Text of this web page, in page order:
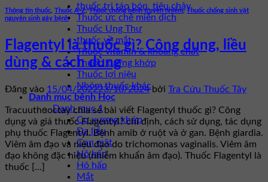
thuốc trị táo bón, tiêu chảy
Thuốc ức chế miễn dịch
Thuốc Ung Thư
thuốc về mắt
Thuốc vitamin & khoáng chất
Thuốc xương khớp
Thuốc lợi niệu
Nhóm thuốc khác
Danh mục bệnh Học
Danh mục 1
Cơ xương khớp
Da liễu
Gan mật
Hô hấp
Hô hấp
Mắt
Thông tin thuốc, Thuốc A-Z,Thuốc chống bệnh truyền nhiễm,Thuốc chống sinh vật
nguyên sinh gây bệnh
Flagentyl là thuốc gì? Công dụng, liều
dùng & cách dùng
Đăng vào 15/04/202223/10/2024 bởi Tra Cứu Thuốc Tây
Tracuuthuoctay chia sẻ bài viết Flagentyl thuốc gì? Công
dụng và giá thuốc Flagentyl? chỉ định, cách sử dụng, tác dụng
phụ thuốc Flagentyl. Bệnh amib ở ruột và ở gan. Bệnh giardia.
Viêm âm đạo và niệu đạo do trichomonas vaginalis. Viêm âm
đạo không đặc hiệu (nhiễm khuẩn âm đạo). Thuốc Flagentyl là
thuốc […]